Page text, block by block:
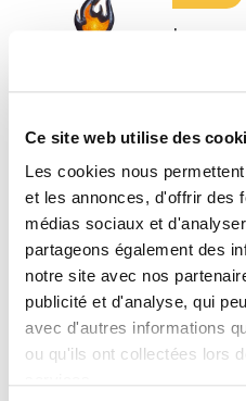
Ce site web utilise des
Les cookies nous
et les annonces, d'offrir des
médias sociaux et
partageons également des
notre site avec nos
publicité et d'analyse, qui
avec d'autres informations
ou qu'ils ont collectées lors
Lampe
Lampe
Lampe
Solaire